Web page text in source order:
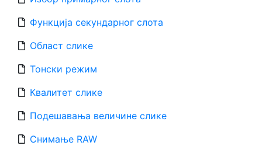
Функција секундарног слота
Област слике
Тонски режим
Квалитет слике
Подешавања величине слике
Снимање RAW